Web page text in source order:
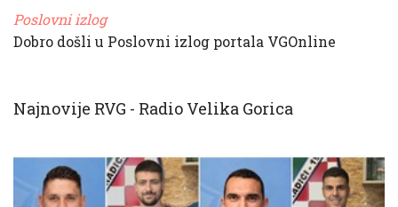
Poslovni izlog
Dobro došli u Poslovni izlog portala VGOnline
Najnovije RVG - Radio Velika Gorica